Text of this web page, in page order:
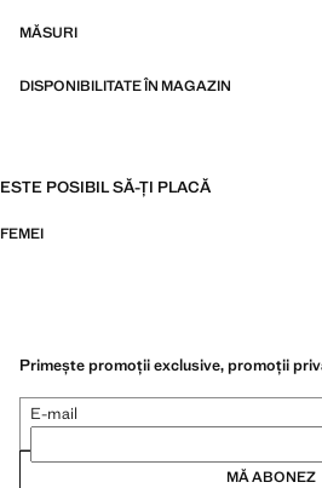
MĂSURI
DISPONIBILITATE ÎN MAGAZIN
ESTE POSIBIL SĂ-ȚI PLACĂ
FEMEI
Primește promoții exclusive, promoții
E-mail
MĂ ABONEZ